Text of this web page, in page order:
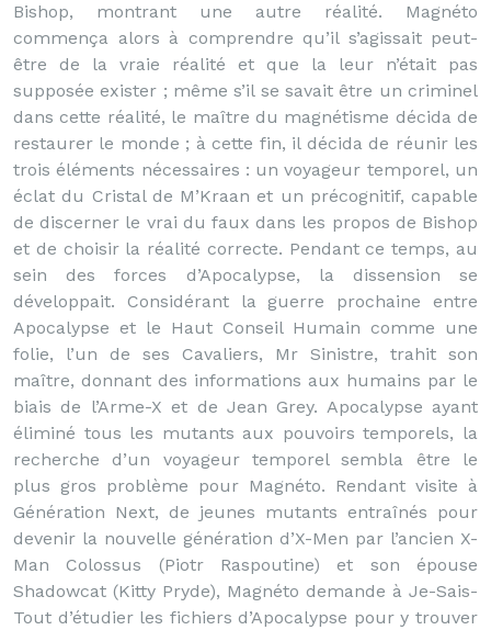
Bishop, montrant une autre réalité. Magnéto
commença alors à comprendre qu’il s’agissait peut-
être de la vraie réalité et que la leur n’était pas
supposée exister ; même s’il se savait être un criminel
dans cette réalité, le maître du magnétisme décida de
restaurer le monde ; à cette fin, il décida de réunir les
trois éléments nécessaires : un voyageur temporel, un
éclat du Cristal de M’Kraan et un précognitif, capable
de discerner le vrai du faux dans les propos de Bishop
et de choisir la réalité correcte. Pendant ce temps, au
sein des forces d’Apocalypse, la dissension se
développait. Considérant la guerre prochaine entre
Apocalypse et le Haut Conseil Humain comme une
folie, l’un de ses Cavaliers, Mr Sinistre, trahit son
maître, donnant des informations aux humains par le
biais de l’Arme-X et de Jean Grey. Apocalypse ayant
éliminé tous les mutants aux pouvoirs temporels, la
recherche d’un voyageur temporel sembla être le
plus gros problème pour Magnéto. Rendant visite à
Génération Next, de jeunes mutants entraînés pour
devenir la nouvelle génération d’X-Men par l’ancien X-
Man Colossus (Piotr Raspoutine) et son épouse
Shadowcat (Kitty Pryde), Magnéto demande à Je-Sais-
Tout d’étudier les fichiers d’Apocalypse pour y trouver